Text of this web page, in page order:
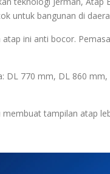
untuk bangunan di
ini anti bocor.
DL 770 mm, DL 860
tampilan atap